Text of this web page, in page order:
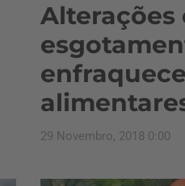
Alterações
29 Novembro, 2018 0:00